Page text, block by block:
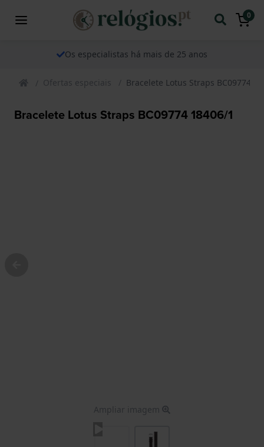
0
Os especialistas há mais de 25 anos
Ofertas especiais Bracelete Lotus Straps BC09774
Bracelete Lotus Straps BC09774 18406/1
Ampliar imagem